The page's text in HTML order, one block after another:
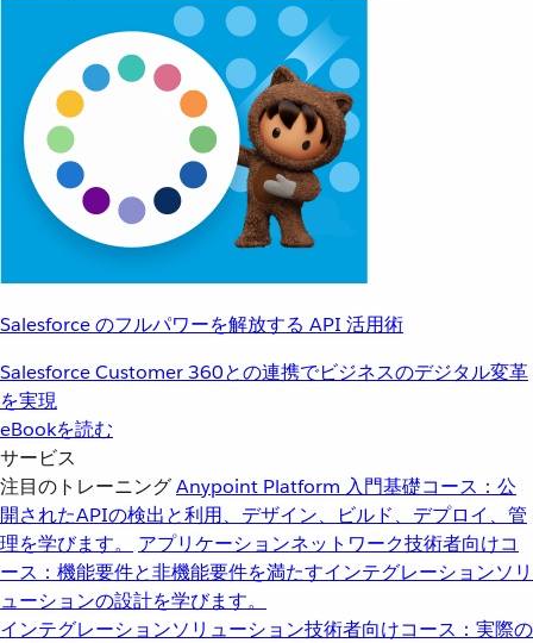
Salesforce のフルパワーを解放する API 活用術
Salesforce Customer 360との連携でビジネスのデジタル変革
を実現
eBookを読む
サービス
注目のトレーニングAnypoint Platform 入門基礎コース：公
開されたAPIの検出と利用、デザイン、ビルド、デプロイ、管
理を学びます。
アプリケーションネットワーク技術者向けコ
ース：機能要件と非機能要件を満たすインテグレーションソリ
ューションの設計を学びます。
インテグレーションソリューション技術者向けコース：実際の